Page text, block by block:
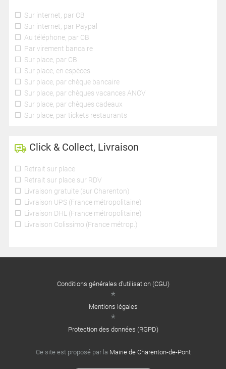
Sur internet, par CB
Sur internet, par Paypal
Au téléphone, par CB
Par virement bancaire
Sur place, par CB
Sur place, en espèces
Sur place, par chèque bancaire
Sur place, par chèques vacances ANCV
Sur place, par chèques cadeaux
Sur place, par tickets restaurants
Click & Collect, Livraison
Retrait sur place
Retrait sur place sur RDV
Livraison gratuite (sur Charenton)
Livraison UPS (France métropolitaine)
Livraison DHL (France métropolitaine)
Livraison Colissimo (France métrop.)
Conditions générales d'utilisation (CGU)
Mentions légales
Protection des données (RGPD)
Ce site est proposé par la Mairie de Charenton-de-Pont